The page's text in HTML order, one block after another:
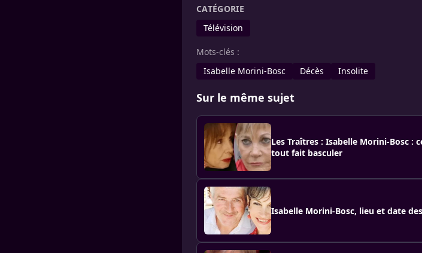
CATÉGORIE
Télévision
Mots-clés :
Isabelle Morini-Bosc
Décès Insolite
Sur le même sujet
Les Traîtres : Isabelle Morini-Bosc :
tout fait basculer
Isabelle Morini-Bosc, lieu et date